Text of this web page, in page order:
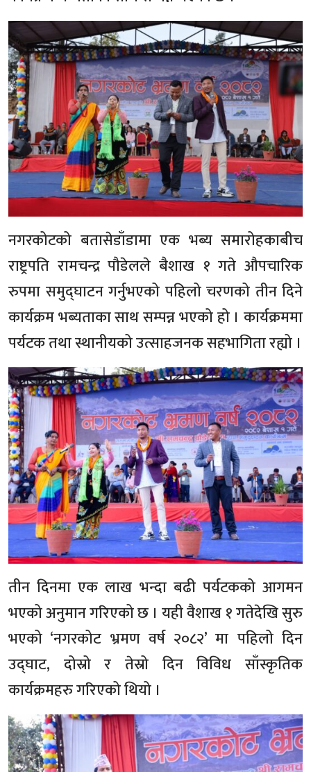
नगरकोटको बतासेडाँडामा एक भब्य समारोहकाबीच
राष्ट्रपति रामचन्द्र पौडेलले बैशाख १ गते औपचारिक
रुपमा समुद्घाटन गर्नुभएको पहिलो चरणको तीन दिने
कार्यक्रम भब्यताका साथ सम्पन्न भएको हो । कार्यक्रममा
पर्यटक तथा स्थानीयको उत्साहजनक सहभागिता रह्यो ।
तीन दिनमा एक लाख भन्दा बढी पर्यटकको आगमन
भएको अनुमान गरिएको छ । यही वैशाख १ गतेदेखि सुरु
भएको ‘नगरकोट भ्रमण वर्ष २०८२’ मा पहिलो दिन
उद्घाट, दोस्रो र तेस्रो दिन विविध साँस्कृतिक
कार्यक्रमहरु गरिएको थियो ।